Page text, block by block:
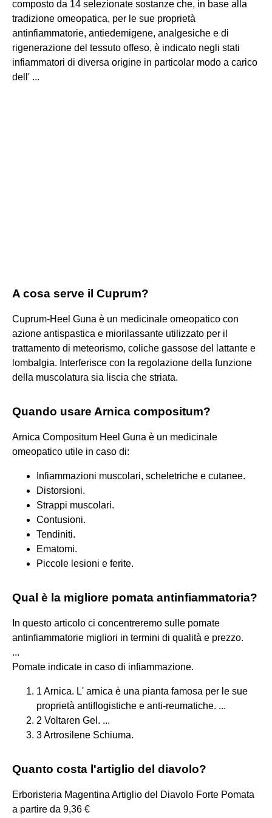
composto da 14 selezionate sostanze che, in base alla
tradizione omeopatica, per le sue proprietà
antinfiammatorie, antiedemigene, analgesiche e di
rigenerazione del tessuto offeso, è indicato negli stati
infiammatori di diversa origine in particolar modo a carico
dell' ...
A cosa serve il Cuprum?
Cuprum-Heel Guna è un medicinale omeopatico con
azione antispastica e miorilassante utilizzato per il
trattamento di meteorismo, coliche gassose del lattante e
lombalgia. Interferisce con la regolazione della funzione
della muscolatura sia liscia che striata.
Quando usare Arnica compositum?
Arnica Compositum Heel Guna è un medicinale
omeopatico utile in caso di:
Infiammazioni muscolari, scheletriche e cutanee.
Distorsioni.
Strappi muscolari.
Contusioni.
Tendiniti.
Ematomi.
Piccole lesioni e ferite.
Qual è la migliore pomata antinfiammatoria?
In questo articolo ci concentreremo sulle pomate
antinfiammatorie migliori in termini di qualità e prezzo.
...
Pomate indicate in caso di infiammazione.
1 Arnica. L' arnica è una pianta famosa per le sue
proprietà antiflogistiche e anti-reumatiche. ...
2 Voltaren Gel. ...
3 Artrosilene Schiuma.
Quanto costa l'artiglio del diavolo?
Erboristeria Magentina Artiglio del Diavolo Forte Pomata
a partire da 9,36 €